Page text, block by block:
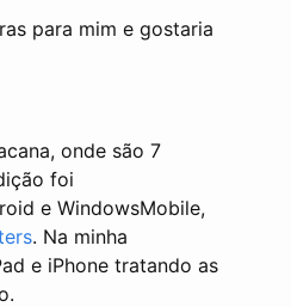
para mim e gostaria
onde são 7
foi
e WindowsMobile,
. Na minha
e iPhone tratando as